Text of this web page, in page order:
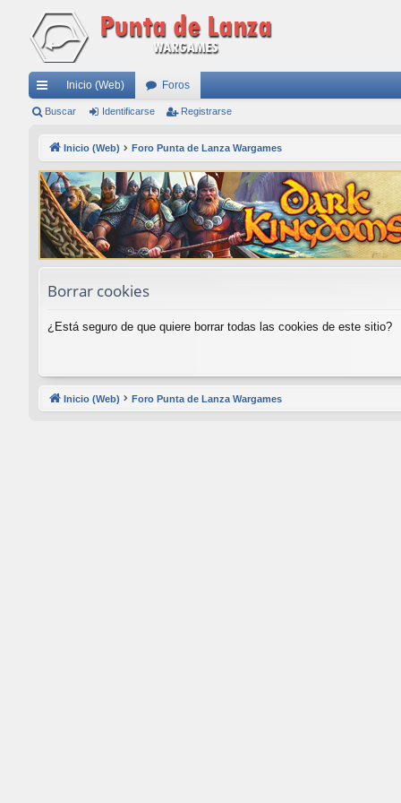
nl
rá
pi
do
Inicio (Web) Foros
Buscar Identificarse Registrarse
Inicio (Web) Foro Punta de Lanza Wargames
Borrar cookies
¿Está seguro de que quiere borrar todas las cookies de este sitio?
Inicio (Web) Foro Punta de Lanza Wargames